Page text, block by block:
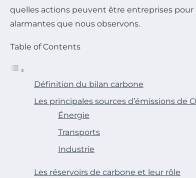
quelles actions peuvent être entreprises pour
alarmantes que nous observons.
Table of Contents
Définition du bilan carbone
Les principales sources d’émissions de
Énergie
Transports
Industrie
Les réservoirs de carbone et leur rôle